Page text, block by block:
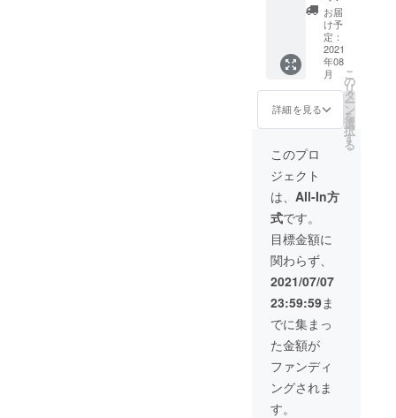
欄にご
入力く
ださ
い。
□□Web
ライ
グ相談
会□□
イター
として
活動を
してい
かなか
仕事が
増えな
い、ブ
ログで
情報発
信をし
ている
がなか
なか成
果が上
がらな
い、と
い。 記
載され
た表記
の通り
に、巻
末の
「ご支
援者一
ます。
イ集巻
末にお
名前の
掲載を
希望し
ない場
合 その
旨備考
入力く
ださ
い。
□□Web
ライ
ティン
グ相談
載する
「ご支
援者一
覧」に
あなた
のお名
前を掲
載しま
イ集巻
末にお
名前の
掲載を
希望す
る場合
備考欄
にお名
前をご
入力く
ださ
い。 記
載され
た表記
の通り
に、巻
末の
「ご支
巻末に
お名前
掲載
（希望
者の
み）＋
法人・
事業者
取材記
事制作
［限定
３
社］】
エッセ
イ集下
巻を2冊
お届け
しま
す。 巻
末に掲
載する
「ご支
援者一
覧」に
あなた
のお名
前を掲
載しま
お届
け予
定：
2021
年08
月
詳細を見る
こ
の
リ
タ
ー
ン
を
選
択
す
る
このプロ
ジェクト
は、 All-In方
式です。
目標金額に
関わらず、
2021/07/07
23:59:59ま
でに集まっ
た金額が
ファンディ
ングされま
す。